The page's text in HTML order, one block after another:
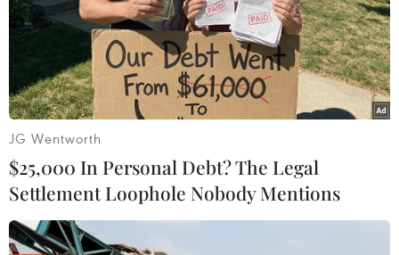
JG Wentworth
$25,000 In Personal Debt? The Legal
Settlement Loophole Nobody Mentions